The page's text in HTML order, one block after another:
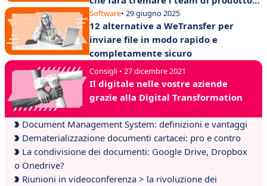
nel 2025
Software• 29 giugno 2025
12 alternative a WeTransfer per
inviare file in modo rapido e
completamente sicuro
Consigli • 27 dicembre 2021
Il digitale nelle vostre aziende
grazie alla Digital Transformation
Document Management System: definizioni e vantaggi
Dematerializzazione documenti cartacei: pro e contro
La condivisione dei documenti: Google Drive, Dropbox
o Onedrive?
Riunioni in videoconferenza > la rivoluzione dei